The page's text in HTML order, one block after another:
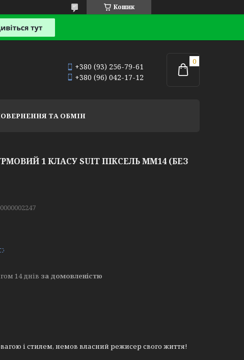
Кошик
+380 (93) 256-79-61
+380 (96) 042-17-12
ТА ОБМІН
1 КЛАСУ SUIT ПІКСЕЛЬ ММ14 (БЕЗ
14 днів за домовленістю
і стилем, немов власний режисер свого життя!